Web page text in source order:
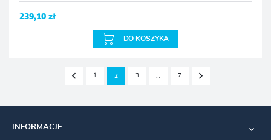
239,10 zł
DO KOSZYKA
1 2 3 7
INFORMACJE